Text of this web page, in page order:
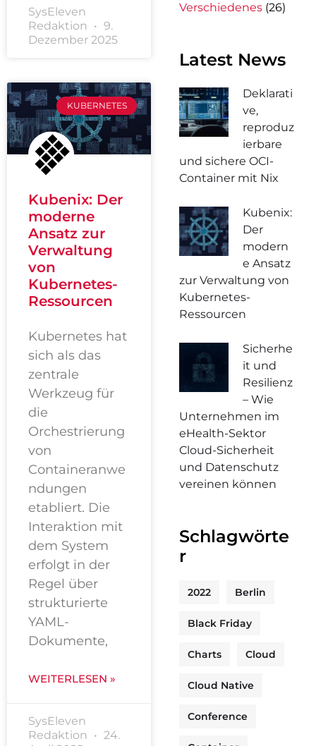
SysEleven
Redaktion
9.
Dezember 2025
KUBERNETES
Kubenix: Der
moderne
Ansatz zur
Verwaltung
von
Kubernetes-
Ressourcen
Kubernetes hat
sich als das
zentrale
Werkzeug für
die
Orchestrierung
von
Containeranwe
ndungen
etabliert. Die
Interaktion mit
dem System
erfolgt in der
Regel über
strukturierte
YAML-
Dokumente,
WEITERLESEN »
SysEleven
Redaktion
24.
Verschiedenes (26)
Latest News
Deklarati
ve,
reproduz
ierbare
und sichere OCI-
Container mit Nix
Kubenix:
Der
modern
e Ansatz
zur Verwaltung von
Kubernetes-
Ressourcen
Sicherhe
it und
Resilienz
– Wie
Unternehmen im
eHealth-Sektor
Cloud-Sicherheit
und Datenschutz
vereinen können
Schlagwörte
r
2022 Berlin
Black Friday
Charts Cloud
Cloud Native
Conference